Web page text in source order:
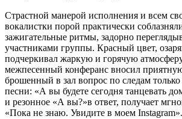
Страстной манерой исполнения и всем
вокалистки порой практически
зажигательные ритмы, задорно
участниками группы. Красный цвет,
подчеркивал жаркую и горячую
межпесенный конферанс вносил
брошенный в зал вопрос по следам
песни: «А вы будете сегодня танцевать
и резонное «А вы?»в ответ, получает
«Пока не знаю. Увидите в моем Instagram».